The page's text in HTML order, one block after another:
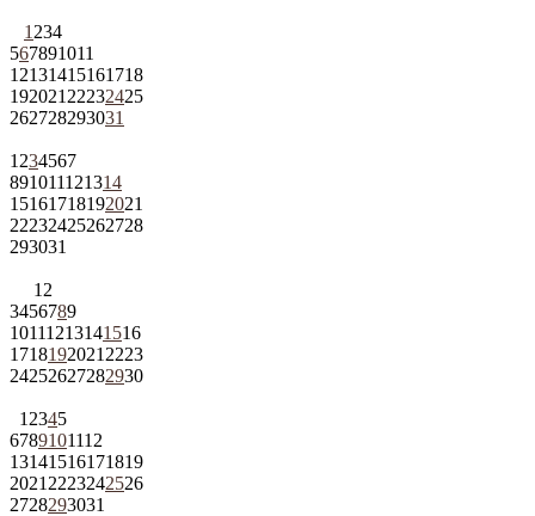
1 234
567891011
12131415161718
192021 22232425
262728293031
1 234567
891011121314
15161718192021
22232425262728
293031
1 2
3456789
10111213141516
1718192021 2223
24252627282930
1 2345
6789101112
13141516171819
2021 2223242526
2728293031